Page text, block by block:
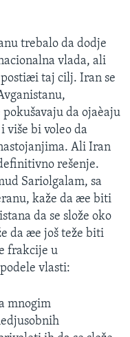
trebalo da dodje
vlada, ali
taj cilj. Iran se
da ojaèaju
više bi voleo da
Ali Iran
rešenje.
Sariolgalam, sa
kaže da æe biti
da se slože oko
da æe još teže biti
frakcije u
vlasti:
mnogim